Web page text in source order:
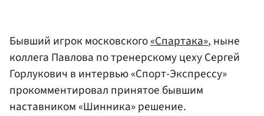
Бывший игрок московского«Спартака», ныне
коллега Павлова по тренерскому цеху Сергей
Горлукович в интервью «Спорт-Экспрессу»
прокомментировал принятое бывшим
наставником «Шинника» решение.